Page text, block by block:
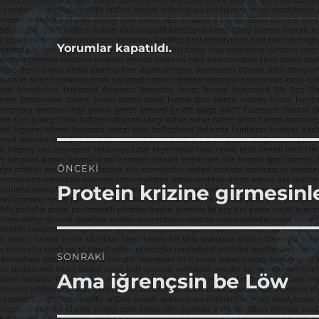
Yorumlar kapatıldı.
Yazı
gezinmesi
ÖNCEKI
Önceki
yazı:
Protein krizine
SONRAKI
Sonraki
yazı:
Ama iğrençsin be Löw